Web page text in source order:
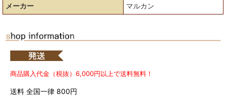
メーカー マルカン
商品購入代金（税抜）6,000円以上で送料無料！
送料 全国一律 800円